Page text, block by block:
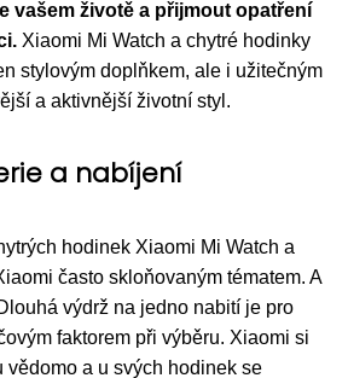
vašem životě a přijmout opatření
Xiaomi Mi Watch a chytré hodinky
stylovým doplňkem, ale i užitečným
a aktivnější životní styl.
a nabíjení
hodinek Xiaomi Mi Watch a
často skloňovaným tématem. A
výdrž na jedno nabití je pro
faktorem při výběru. Xiaomi si
vědomo a u svých hodinek se